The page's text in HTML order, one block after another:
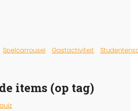
Spelcarrousel Gastactiviteit
items (op tag)